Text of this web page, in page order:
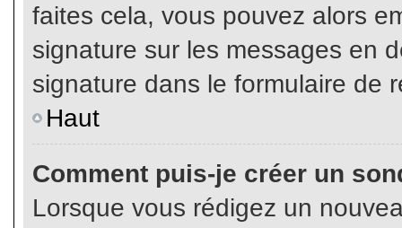
faites cela, vous pouvez alors
signature sur les messages en
signature dans le formulaire de
Haut
Comment puis-je créer un
Lorsque vous rédigez un